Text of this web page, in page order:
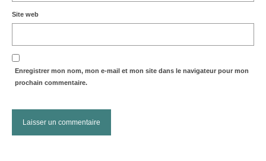
Site web
Enregistrer mon nom, mon e-mail et mon site dans le navigateur pour mon
prochain commentaire.